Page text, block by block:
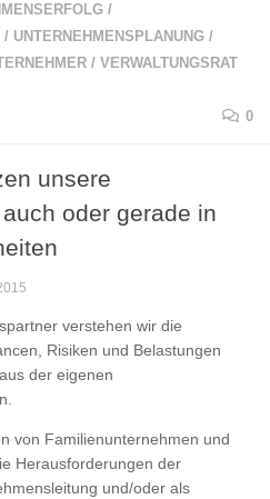
/
/ UNTERNEHMENSPLANUNG /
/ VERWALTUNGSRAT
0
unsere
oder gerade in
verstehen wir die
Risiken und Belastungen
der eigenen
von Familienunternehmen und
Herausforderungen der
und/oder als